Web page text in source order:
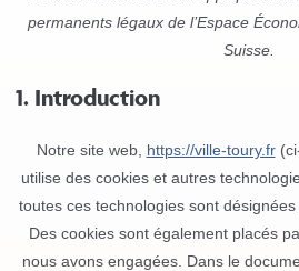
permanents légaux de l’Espace
Suisse.
1. Introduction
Notre site web, https://ville-toury.fr
utilise des cookies et autres
toutes ces technologies sont
Des cookies sont également placés
nous avons engagées. Dans le